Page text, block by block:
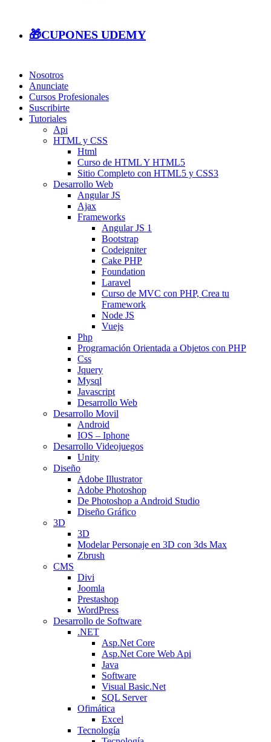
🎁CUPONES UDEMY
Nosotros
Anunciate
Cursos Profesionales
Suscribirte
Tutoriales
Api
HTML y CSS
Html
Curso de HTML Y HTML5
Sitio Completo con HTML5 y CSS3
Desarrollo Web
Angular JS
Ajax
Frameworks
Angular JS 1
Bootstrap
Codeigniter
Cake PHP
Foundation
Laravel
Curso de MVC con PHP, Crea tu
Framework
Node JS
Vuejs
Php
Programación Orientada a Objetos con PHP
Css
Jquery
Mysql
Javascript
Desarrollo Web
Desarrollo Movil
Android
IOS – Iphone
Desarrollo Videojuegos
Unity
Diseño
Adobe Illustrator
Adobe Photoshop
De Photoshop a Android Studio
Diseño Gráfico
3D
3D
Modelar Personaje en 3D con 3ds Max
Zbrush
CMS
Divi
Joomla
Prestashop
WordPress
Desarrollo de Software
.NET
Asp.Net Core
Asp.Net Core Web Api
Java
Software
Visual Basic.Net
SQL Server
Ofimática
Excel
Tecnología